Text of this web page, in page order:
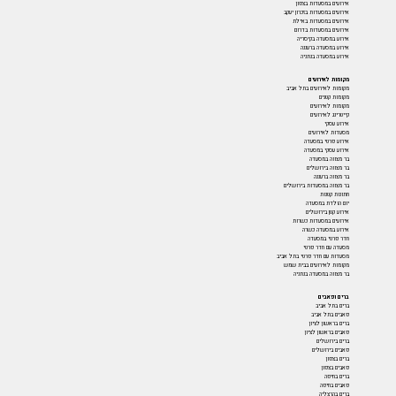
אירועים במסעדות בצפון
אירועים במסעדות בזכרון יעקב
אירועים במסעדות באילת
אירועים במסעדות בדרום
אירוע במסעדה בקיסריה
אירוע במסעדה ברעננה
אירוע במסעדה בנתניה
מקומות לאירועים
מקומות לאירועים בתל אביב
מקומות קטנים
מקומות לאירועים
קייטרינג לאירועים
אירוע עסקי
מסעדות לאירועים
אירוע פרטי במסעדה
אירוע עסקי במסעדה
בר מצווה במסעדה
בר מצווה בירושלים
בר מצווה ברעננה
בר מצווה במסעדות בירושלים
חתונות קטנות
יום הולדת במסעדה
אירוע קטן בירושלים
אירועים במסעדות כשרות
אירוע במסעדה כשרה
חדר פרטי במסעדה
מסעדה עם חדר פרטי
מסעדות עם חדר פרטי בתל אביב
מקומות לאירועים בבית שמש
בר מצווה במסעדה בנתניה
ברים ופאבים
ברים בתל אביב
פאבים בתל אביב
ברים בראשון לציון
פאבים בראשון לציון
ברים בירושלים
פאבים בירושלים
ברים בצפון
פאבים בצפון
ברים בחיפה
פאבים בחיפה